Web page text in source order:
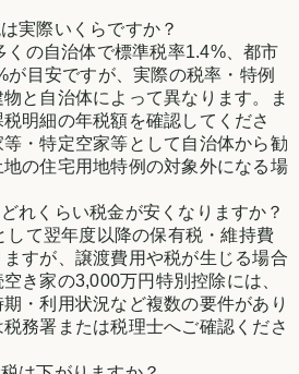
実際いくらですか？
くの自治体で標準税率1.4%、都市
が目安ですが、実際の税率・特例
と自治体によって異なります。ま
明細の年税額を確認してくださ
・特定空家等として自治体から勧
の住宅用地特例の対象外になる場
れくらい税金が安くなりますか？
して翌年度以降の保有税・維持費
すが、譲渡費用や税が生じる場合
き家の3,000万円特別控除には、
・利用状況など複数の要件があり
務署または税理士へご確認くださ